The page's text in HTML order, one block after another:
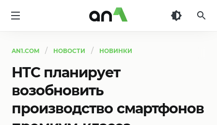
AN1.COM НОВОСТИ НОВИНКИ
HTC планирует
возобновить
производство смартфонов